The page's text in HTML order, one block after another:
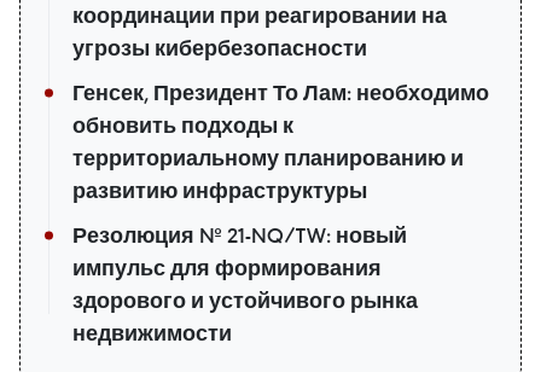
координации при реагировании на
угрозы кибербезопасности
Генсек, Президент То Лам: необходимо
обновить подходы к
территориальному планированию и
развитию инфраструктуры
Резолюция № 21-NQ/TW: новый
импульс для формирования
здорового и устойчивого рынка
недвижимости